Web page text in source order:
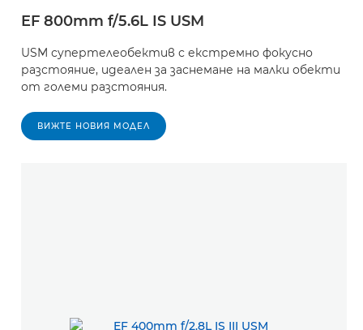
EF 800mm f/5.6L IS USM
USM супертелеобектив с екстремно фокусно
разстояние, идеален за заснемане на малки обекти
от големи разстояния.
ВИЖТЕ НОВИЯ МОДЕЛ